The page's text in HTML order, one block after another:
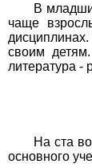
В
чаще
своим
литература -
На ста
основного